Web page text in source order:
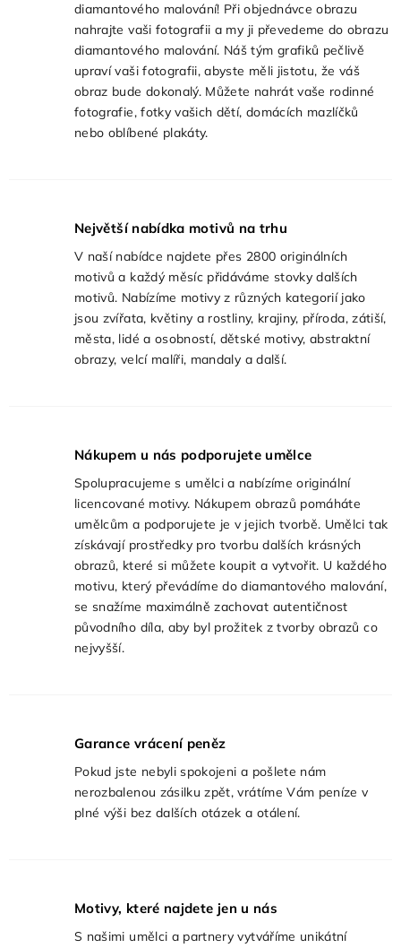
diamantového malování! Při objednávce obrazu
nahrajte vaši fotografii a my ji převedeme do obrazu
diamantového malování. Náš tým grafiků pečlivě
upraví vaši fotografii, abyste měli jistotu, že váš
obraz bude dokonalý. Můžete nahrát vaše rodinné
fotografie, fotky vašich dětí, domácích mazlíčků
nebo oblíbené plakáty.
Největší nabídka motivů na trhu
V naší nabídce najdete přes 2800 originálních
motivů a každý měsíc přidáváme stovky dalších
motivů. Nabízíme motivy z různých kategorií jako
jsou zvířata, květiny a rostliny, krajiny, příroda, zátiší,
města, lidé a osobností, dětské motivy, abstraktní
obrazy, velcí malíři, mandaly a další.
Nákupem u nás podporujete umělce
Spolupracujeme s umělci a nabízíme originální
licencované motivy. Nákupem obrazů pomáháte
umělcům a podporujete je v jejich tvorbě. Umělci tak
získávají prostředky pro tvorbu dalších krásných
obrazů, které si můžete koupit a vytvořit. U každého
motivu, který převádíme do diamantového malování,
se snažíme maximálně zachovat autentičnost
původního díla, aby byl prožitek z tvorby obrazů co
nejvyšší.
Garance vrácení peněz
Pokud jste nebyli spokojeni a pošlete nám
nerozbalenou zásilku zpět, vrátíme Vám peníze v
plné výši bez dalších otázek a otálení.
Motivy, které najdete jen u nás
S našimi umělci a partnery vytváříme unikátní